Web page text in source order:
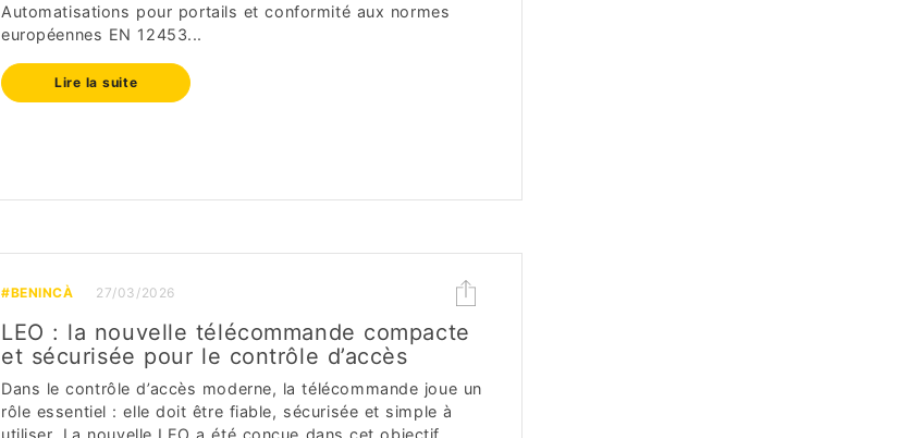
Automatisations pour portails et conformité aux normes
européennes EN 12453...
Lire la suite
#BENINCÀ 27/03/2026
LEO : la nouvelle télécommande compacte
et sécurisée pour le contrôle d’accès
Dans le contrôle d’accès moderne, la télécommande joue un
rôle essentiel : elle doit être fiable, sécurisée et simple à
utiliser. La nouvelle LEO a été conçue dans cet objectif......